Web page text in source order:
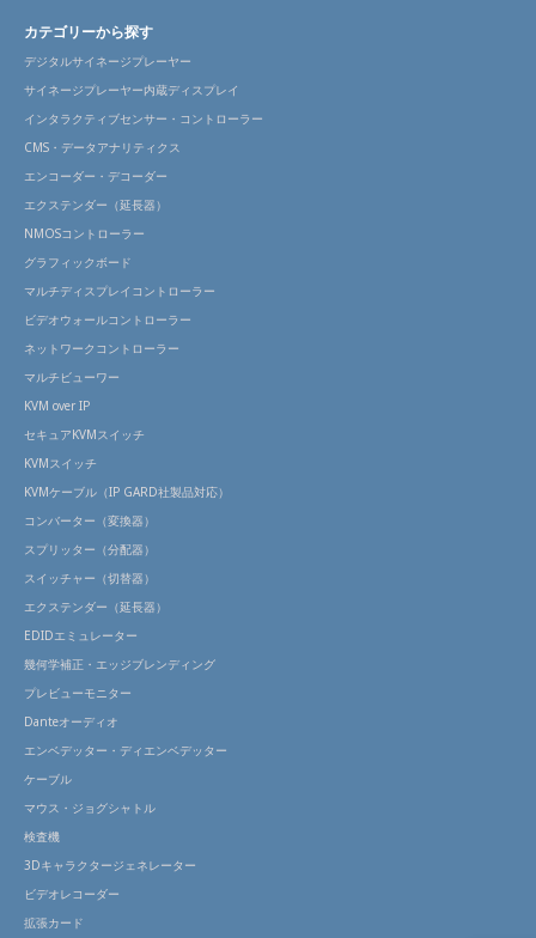
カテゴリーから探す
デジタルサイネージプレーヤー
サイネージプレーヤー内蔵ディスプレイ
インタラクティブセンサー・コントローラー
CMS・データアナリティクス
エンコーダー・デコーダー
エクステンダー（延長器）
NMOSコントローラー
グラフィックボード
マルチディスプレイコントローラー
ビデオウォールコントローラー
ネットワークコントローラー
マルチビューワー
KVM over IP
セキュアKVMスイッチ
KVMスイッチ
KVMケーブル（IP GARD社製品対応）
コンバーター（変換器）
スプリッター（分配器）
スイッチャー（切替器）
エクステンダー（延長器）
EDIDエミュレーター
幾何学補正・エッジブレンディング
プレビューモニター
Danteオーディオ
エンベデッター・ディエンベデッター
ケーブル
マウス・ジョグシャトル
検査機
3Dキャラクタージェネレーター
ビデオレコーダー
拡張カード